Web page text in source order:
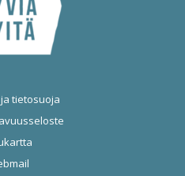
tietosuoja